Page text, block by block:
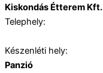
Kiskondás Étterem Kft.
Telephely:
Készenléti hely:
Panzió